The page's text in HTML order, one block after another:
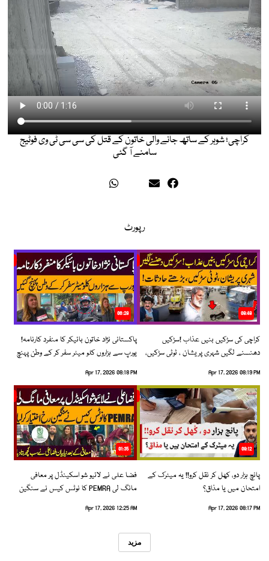
کراچی؛ شوہر کے ساتھ جانے والی خاتون کے قتل کی سی سی ٹی وی فوٹیج
سامنے آ گئی
رپورٹ
08:48
کراچی کی سڑکیں بنیں عذاب !سڑکیں
دھنسنے لگیں شہری پریشان ، ٹوٹی سڑکیں،
Apr 17, 2026 08:19 PM
06:28
پاکستانی نژاد خاتون بائیکر کا منفرد کارنامہ!
یورپ سے ہزاروں کلو میٹر سفر کر کے وطن پہنچ
Apr 17, 2026 08:18 PM
09:12
پانچ ہزار دو، کھل کر نقل کرو!! یہ میٹرک کے
امتحان میں یا مذاق؟
Apr 17, 2026 08:17 PM
01:35
فضا علی نے لائیو شو اسکینڈل پر معافی
مانگ لی PEMRA کا نوٹس کیس نے سنگین
Apr 17, 2026 12:25 AM
مزید